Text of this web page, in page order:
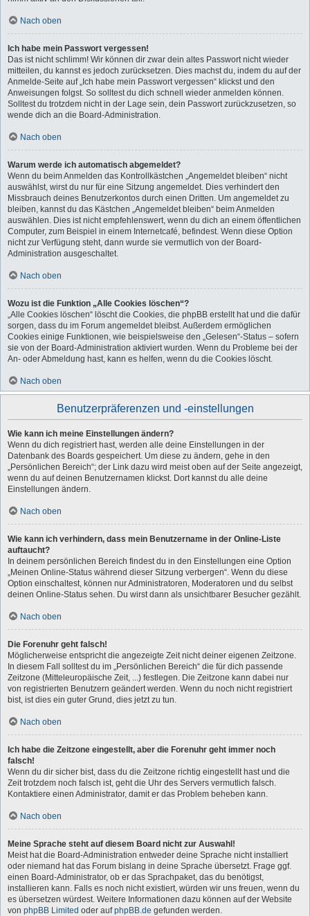
Nach oben
Ich habe mein Passwort vergessen!
Das ist nicht schlimm! Wir können dir zwar dein altes Passwort nicht wieder
mitteilen, du kannst es jedoch zurücksetzen. Dies machst du, indem du auf der
Anmelde-Seite auf „Ich habe mein Passwort vergessen“ klickst und den
Anweisungen folgst. So solltest du dich schnell wieder anmelden können.
Solltest du trotzdem nicht in der Lage sein, dein Passwort zurückzusetzen, so
wende dich an die Board-Administration.
Nach oben
Warum werde ich automatisch abgemeldet?
Wenn du beim Anmelden das Kontrollkästchen „Angemeldet bleiben“ nicht
auswählst, wirst du nur für eine Sitzung angemeldet. Dies verhindert den
Missbrauch deines Benutzerkontos durch einen Dritten. Um angemeldet zu
bleiben, kannst du das Kästchen „Angemeldet bleiben“ beim Anmelden
auswählen. Dies ist nicht empfehlenswert, wenn du dich an einem öffentlichen
Computer, zum Beispiel in einem Internetcafé, befindest. Wenn diese Option
nicht zur Verfügung steht, dann wurde sie vermutlich von der Board-
Administration ausgeschaltet.
Nach oben
Wozu ist die Funktion „Alle Cookies löschen“?
„Alle Cookies löschen“ löscht die Cookies, die phpBB erstellt hat und die dafür
sorgen, dass du im Forum angemeldet bleibst. Außerdem ermöglichen
Cookies einige Funktionen, wie beispielsweise den „Gelesen“-Status – sofern
sie von der Board-Administration aktiviert wurden. Wenn du Probleme bei der
An- oder Abmeldung hast, kann es helfen, wenn du die Cookies löscht.
Nach oben
Benutzerpräferenzen und -einstellungen
Wie kann ich meine Einstellungen ändern?
Wenn du dich registriert hast, werden alle deine Einstellungen in der
Datenbank des Boards gespeichert. Um diese zu ändern, gehe in den
„Persönlichen Bereich“; der Link dazu wird meist oben auf der Seite angezeigt,
wenn du auf deinen Benutzernamen klickst. Dort kannst du alle deine
Einstellungen ändern.
Nach oben
Wie kann ich verhindern, dass mein Benutzername in der Online-Liste
auftaucht?
In deinem persönlichen Bereich findest du in den Einstellungen eine Option
„Meinen Online-Status während dieser Sitzung verbergen“. Wenn du diese
Option einschaltest, können nur Administratoren, Moderatoren und du selbst
deinen Online-Status sehen. Du wirst dann als unsichtbarer Besucher gezählt.
Nach oben
Die Forenuhr geht falsch!
Möglicherweise entspricht die angezeigte Zeit nicht deiner eigenen Zeitzone.
In diesem Fall solltest du im „Persönlichen Bereich“ die für dich passende
Zeitzone (Mitteleuropäische Zeit, ...) festlegen. Die Zeitzone kann dabei nur
von registrierten Benutzern geändert werden. Wenn du noch nicht registriert
bist, ist dies ein guter Grund, dies jetzt zu tun.
Nach oben
Ich habe die Zeitzone eingestellt, aber die Forenuhr geht immer noch
falsch!
Wenn du dir sicher bist, dass du die Zeitzone richtig eingestellt hast und die
Zeit trotzdem noch falsch ist, geht die Uhr des Servers vermutlich falsch.
Kontaktiere einen Administrator, damit er das Problem beheben kann.
Nach oben
Meine Sprache steht auf diesem Board nicht zur Auswahl!
Meist hat die Board-Administration entweder deine Sprache nicht installiert
oder niemand hat das Forum bislang in deine Sprache übersetzt. Frage ggf.
einen Board-Administrator, ob er das Sprachpaket, das du benötigst,
installieren kann. Falls es noch nicht existiert, würden wir uns freuen, wenn du
es übersetzen würdest. Weitere Informationen dazu können auf der Website
von phpBB Limited oder aufphpBB.de gefunden werden.